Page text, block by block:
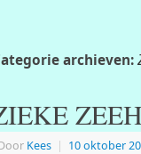
archieven:
Kees | 10 oktober